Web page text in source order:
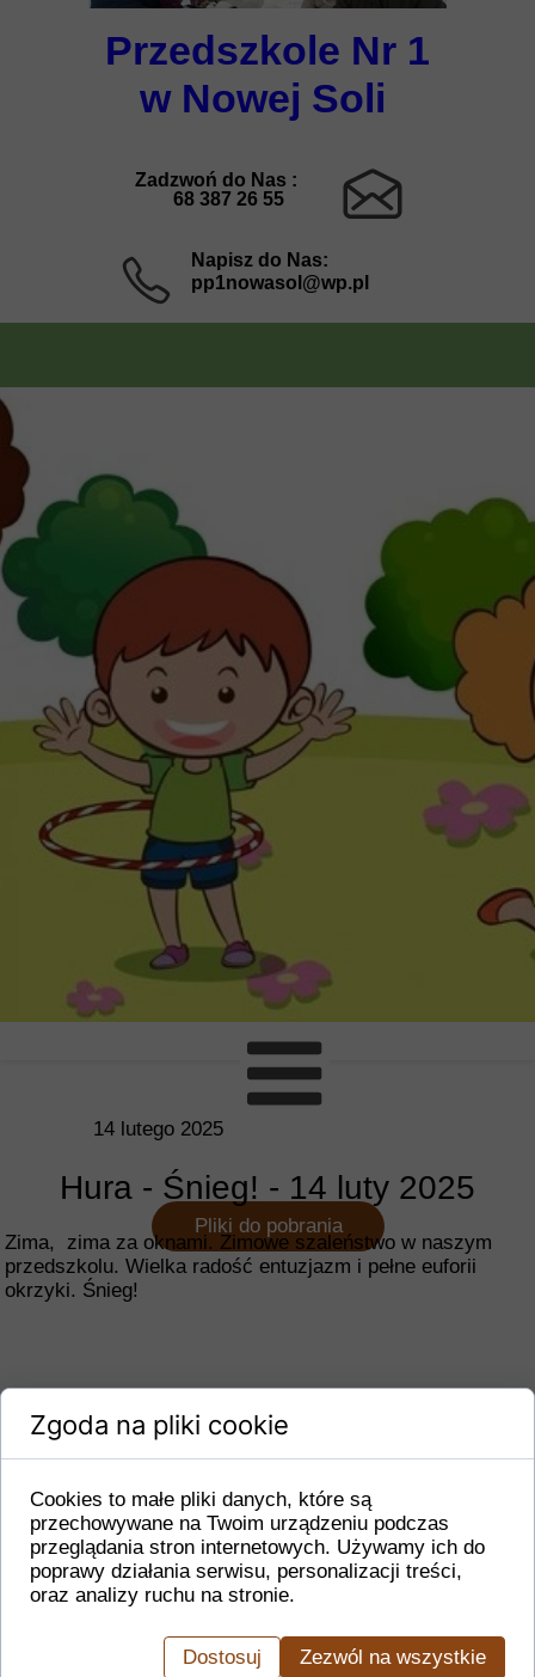
14 lutego 2025
Hura - Śnieg! - 14 luty 2025
Zima, zima za oknami. Zimowe szaleństwo w naszym
przedszkolu. Wielka radość entuzjazm i pełne euforii
okrzyki. Śnieg!
Pliki do pobrania
Napisz do Nas:
pp1nowasol@wp.pl
Zadzwoń do Nas :
68 387 26 55
Przedszkole Nr 1
w Nowej Soli
Zgoda na pliki cookie
Cookies to małe pliki danych, które są
przechowywane na Twoim urządzeniu podczas
przeglądania stron internetowych. Używamy ich do
poprawy działania serwisu, personalizacji treści,
oraz analizy ruchu na stronie.
Dostosuj Zezwól na wszystkie